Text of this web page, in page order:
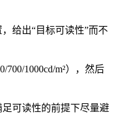
给出“目标可读性”而不
1000cd/m²），然后
可读性的前提下尽量避